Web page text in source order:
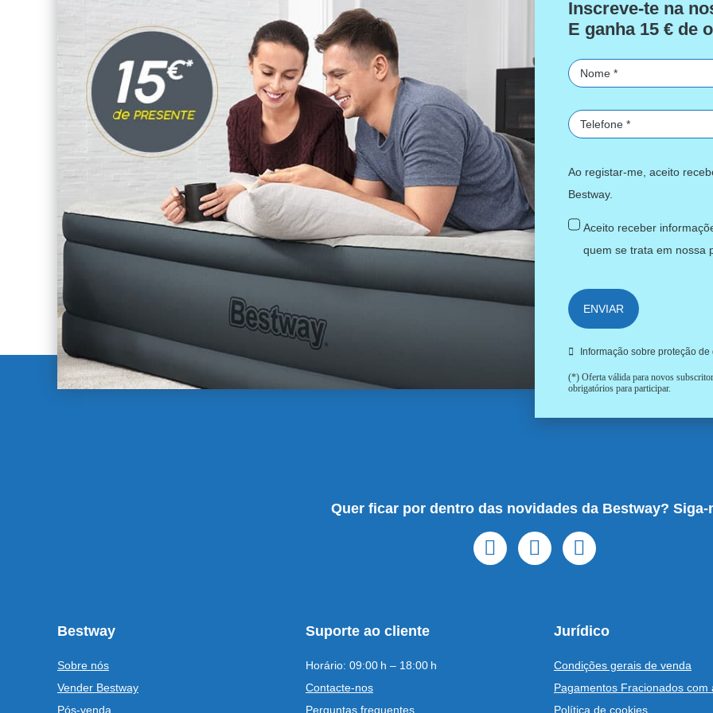
Inscreve-te na
E ganha 15 € de
Ao registar-me, aceito
Bestway.
Aceito receber
quem se trata em nossa
ENVIAR
Informação sobre proteção de
(*) Oferta válida para novos
obrigatórios para participar.
Quer ficar por dentro das novidades da Bestway? Siga-
Bestway
Sobre nós
Vender Bestway
Pós-venda
Suporte ao cliente
Horário: 09:00 h – 18:00 h
Contacte-nos
Perguntas frequentes
Jurídico
Condições gerais de venda
Pagamentos Fracionados com
Política de cookies